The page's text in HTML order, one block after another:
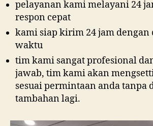
pelayanan kami melayani 24
respon cepat
kami siap kirim 24 jam dengan
waktu
tim kami sangat profesional
jawab, tim kami akan
sesuai permintaan anda tanpa
tambahan lagi.